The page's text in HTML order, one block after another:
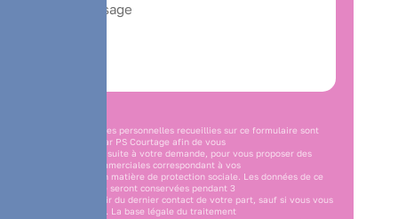
Les données personnelles recueillies sur ce formulaire sont
traitées par PS Courtage afin de vous
contacter, suite à votre demande, pour vous proposer des
offres commerciales correspondant à vos
besoins en matière de protection sociale. Les données de ce
formulaire seront conservées pendant 3
ans à partir du dernier contact de votre part, sauf si vous vous
y opposez. La base légale du traitement